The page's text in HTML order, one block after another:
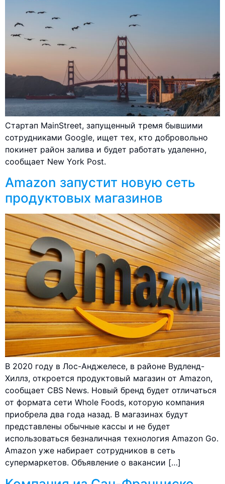
Стартап MainStreet, запущенный тремя бывшими
сотрудниками Google, ищет тех, кто добровольно
покинет район залива и будет работать удаленно,
сообщает New York Post.
Amazon запустит новую сеть
продуктовых магазинов
В 2020 году в Лос-Анджелесе, в районе Вудленд-
Хиллз, откроется продуктовый магазин от Amazon,
сообщает CBS News. Новый бренд будет отличаться
от формата сети Whole Foods, которую компания
приобрела два года назад. В магазинах будут
представлены обычные кассы и не будет
использоваться безналичная технология Amazon Go.
Amazon уже набирает сотрудников в сеть
супермаркетов. Объявление о вакансии […]